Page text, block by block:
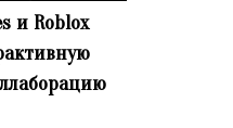
и Roblox